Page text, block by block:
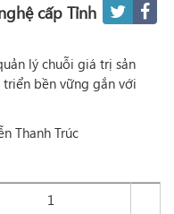
cấp Tỉnh
lý chuỗi giá trị sản
bền vững gắn với
Thanh Trúc
1